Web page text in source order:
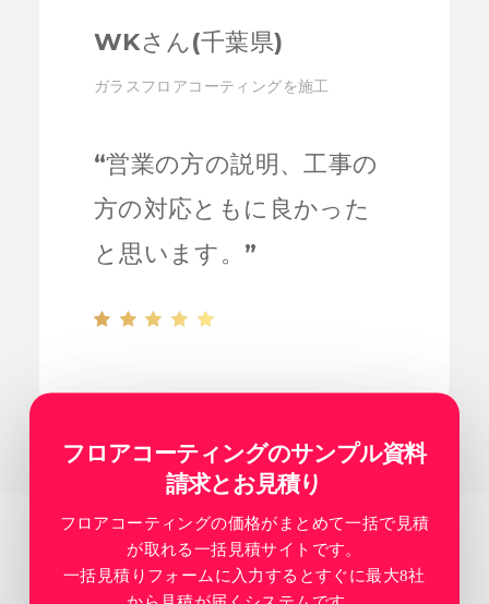
WKさん(千葉県)
ガラスフロアコーティングを施工
“営業の方の説明、工事の
方の対応ともに良かった
と思います。 ”
フロアコーティングのサンプル資料
請求とお見積り
フロアコーティングの価格がまとめて一括で見積
が取れる一括見積サイトです。
一括見積りフォームに入力するとすぐに最大8社